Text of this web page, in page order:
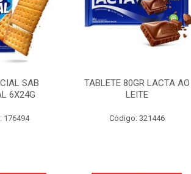
SAB
6X24G
176494
TABLETE 80GR LACTA AO
LEITE
Código: 321446